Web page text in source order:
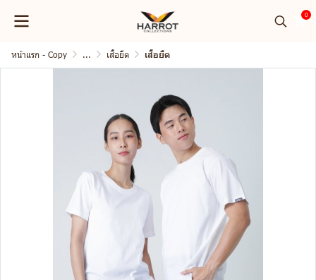
0
หน้าแรก - Copy ... เสื้อยืด เสื้อยืด